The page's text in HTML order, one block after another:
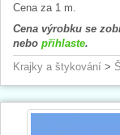
Cena za 1 m.
Cena výrobku se
nebo přihlaste.
Krajky a štykování >